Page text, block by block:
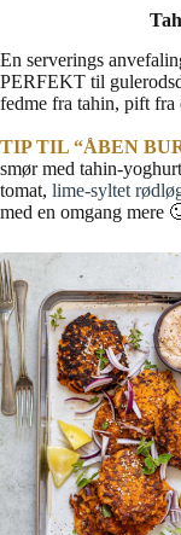
En serverings
PERFEKT til
fedme fra tahin, pift
TIP TIL “ÅBEN
smør med tahin-
tomat, lime-syltet
med en omgang mere